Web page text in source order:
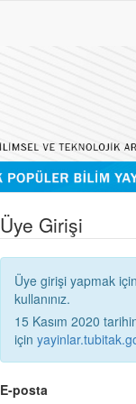
Üye Girişi
Üye girişi yapmak için
kullanınız.
15 Kasım 2020
için
E-posta